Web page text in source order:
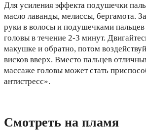
Для усиления эффекта подушечки
масло лаванды, мелиссы, бергамота.
руки в волосы и подушечками
головы в течение 2-3 минут.
макушке и обратно, потом
висков вверх. Вместо пальцев
массаже головы может стать
антистресс».
Смотреть на пламя